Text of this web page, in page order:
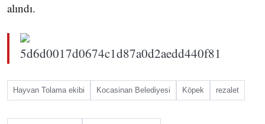
alındı.
Hayvan Tolama ekibi Kocasinan Belediyesi Köpek rezalet